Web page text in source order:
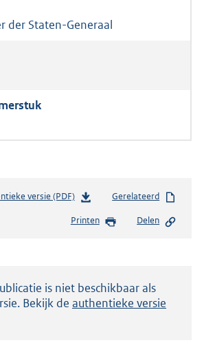
der Staten-Generaal
versie (PDF)b
s
d
g
Gerelateerd
Printen Delen
is niet beschikbaar als
Bekijk de authentieke versie